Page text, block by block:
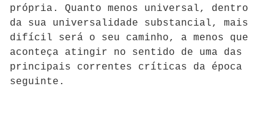
própria. Quanto menos universal, dentro
da sua universalidade substancial, mais
difícil será o seu caminho, a menos que
aconteça atingir no sentido de uma das
principais correntes críticas da época
seguinte.